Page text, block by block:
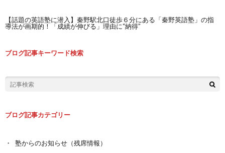
【話題の英語塾に潜入】秦野駅北口徒歩６分にある「秦野英語塾」の指
導法が画期的！「成績が伸びる」理由に“納得”
ブログ記事キーワード検索
ブログ記事カテゴリー
塾からのお知らせ（残席情報）